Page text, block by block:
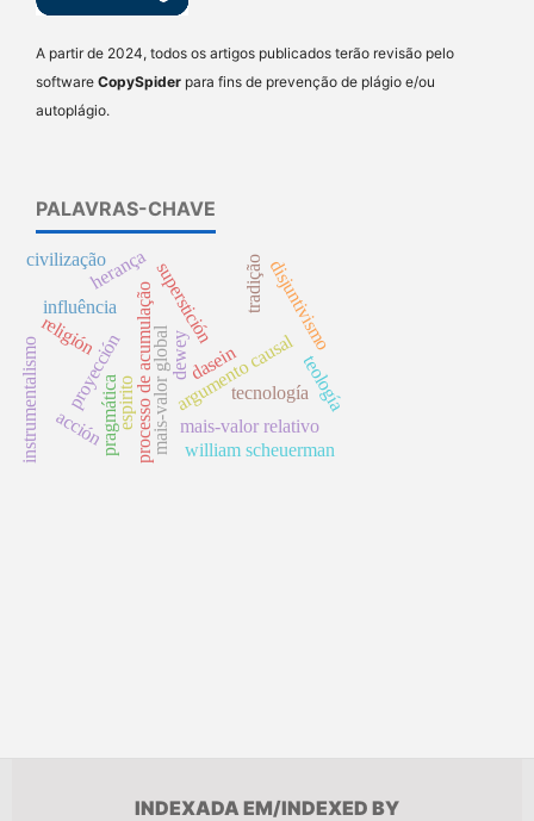
A partir de 2024, todos os artigos publicados terão revisão pelo
software CopySpider para fins de prevenção de plágio e/ou
autoplágio.
PALAVRAS-CHAVE
argumento causal
superstición
proyecciónprocesso de acumulaçãomais-valor global mais-valor relativo
disjuntivismo
religión
tecnología
instrumentalismo dewey teología
espirito
influência
william scheuerman
dasein
herança tradição
pragmática
acción
civilização
INDEXADA EM/INDEXED BY